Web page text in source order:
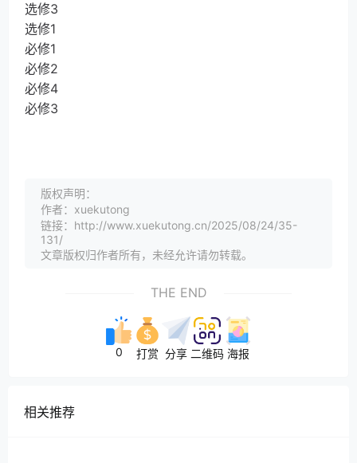
选修3
选修1
必修1
必修2
必修4
必修3
版权声明：
作者：xuekutong
链接：http://www.xuekutong.cn/2025/08/24/35-
131/
文章版权归作者所有，未经允许请勿转载。
THE END
0 打赏 分享 二维码 海报
相关推荐